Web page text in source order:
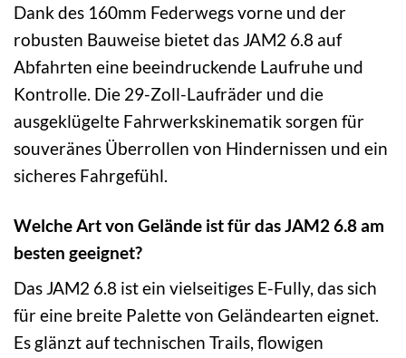
Dank des 160mm Federwegs vorne und der
robusten Bauweise bietet das JAM2 6.8 auf
Abfahrten eine beeindruckende Laufruhe und
Kontrolle. Die 29-Zoll-Laufräder und die
ausgeklügelte Fahrwerkskinematik sorgen für
souveränes Überrollen von Hindernissen und ein
sicheres Fahrgefühl.
Welche Art von Gelände ist für das JAM2 6.8 am
besten geeignet?
Das JAM2 6.8 ist ein vielseitiges E-Fully, das sich
für eine breite Palette von Geländearten eignet.
Es glänzt auf technischen Trails, flowigen